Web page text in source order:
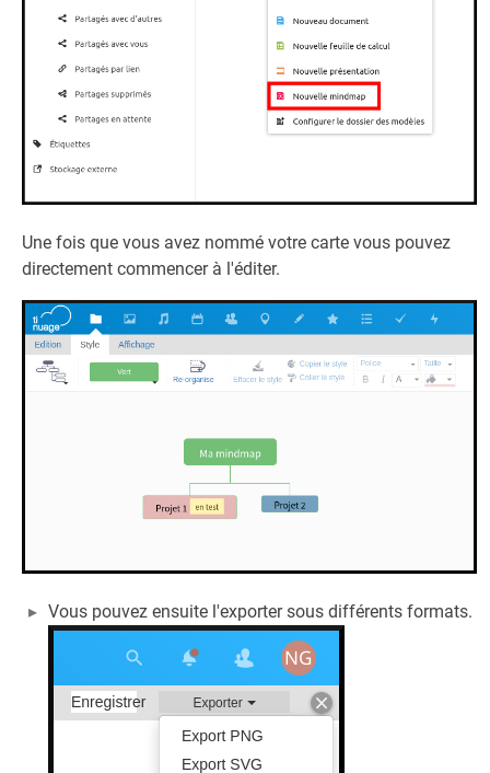
Une fois que vous avez nommé votre carte vous pouvez
directement commencer à l'éditer.
Vous pouvez ensuite l'exporter sous différents formats.